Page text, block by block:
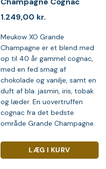
1.249,00 kr.
Meukow XO Grande
Champagne er et blend med
op til 40 år gammel cognac,
med en fed smag af
chokolade og vanilje, samt en
duft af bla. jasmin, iris, tobak
og læder. En uovertruffen
cognac fra det bedste
område Grande Champagne.
LÆG I KURV